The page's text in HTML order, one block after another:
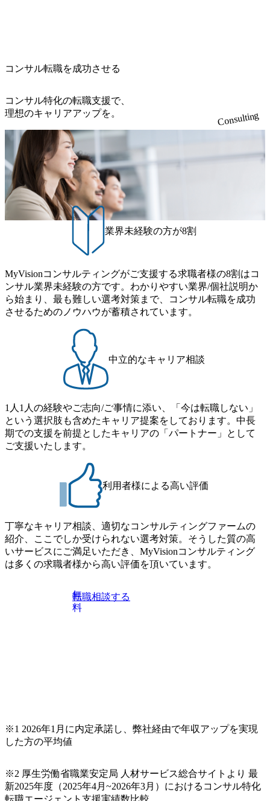
かの実務経験を有する方 - MBB及び戦略ファームでのコ
ンサルティング経験2年以上 - BIG4のStrategy部門におけ
ミュニケーション能力をお持ちの方 ・最新のトレンド・テ
ーマや事例にキャッチアップし、バイタリティーを持って
向を把握し、クライアントや自社への提案などに積極的に
関わることができる方 ・スケジューリング(優先順位付け含
む)など、ビジネスベーシックスキルが習得できている方
てプロジェクト全体の品質担保やマネジメント全般を担
り、クライアントとのリレーションを発展・拡大させるこ
とをミッションとする。自社へ提言の質を常に高く担保す
る責任を担う。 ● 裁量権 弊社は2019年11月に設立され、成
長期といわれるフェーズにあります。 事業・組織を拡大し
ていく時期のため、メンバーや組織がスケールしていく過
程を体感できます。 また、希望者はパートナー以外でも大
手役員の方へのセールスにも参加できる環境です。 自ら案
件を取り、プロジェクト体制を作っていくことも可能で
す。 ● 事業会社機能にも携われる 弊社にはコンサルティン
グ事業以外にもSaaSプロダクト・メディア・地方創生事業
があるため、上記事業に携わることも可能です。コンサル
タントとしての経験を活かしながら自らプロダクト開発や
自社の業務改善ができます。(希望者のみとなります) ● BIG
4・アクセンチュアをはじめとした大手外資系コンサルファ
ーム出身者が多く集まっています ● 平均年齢は35歳で、幅
広い年齢の方が活躍しています ● インダストリー・ソリュ
ーションで区切られていない組織です(ワンプール制) ● 海外
事業拠点をシンガポールに設立し、グローバル案件に対応
するコンサルティング体制を構築しています 東京都中央区
八重洲2-2-1 東京ミッドタウン八重洲 八重洲セントラルタワ
ー8階 受動喫煙対策 : 執務室内禁煙、ビル内喫煙室あり WE
B 書類選考通過後に、GAB試験に合格している方 ● テクノ
ロジーコンサルタント ・4年生大学卒業に限る ・大手総合
サルティング経験5年以上 ● 戦略コンサルタント ・4年生大
学卒業に限る ・以下のいずれかの実務経験を有する方
- MBB及び戦略ファームでのコンサルティング経験2年以
上 - BIG4のStrategy部門におけるコンサルティング経験2
プし、バイタリティーを持ってチャレンジできる方 ・自ら
コンサル業界やクライアント動向を把握し、クライアント
や自社への提案などに積極的に関わることができる方 ・ス
ケジューリング(優先順位付け含む)など、ビジネスベーシッ
クスキルが習得できている方
ス） 世界49カ国に約73万人以上（2024年5月時点）の社員を
擁し、世界120以上の国の企業を顧客に売上641億ドルを誇
を上回る規模感)、営業利益率も約15％と驚異的な数字とな
っている、売上・従業員数共にこの8年間で4倍近くの成長
を遂げていることから、今後も高い成長が見込まれる 多く
の技術者を抱えており、アビームコンサルティングに続い
て日本国内2番目にSAP認定コンサルタント制度の有資格者
数が多く、特にIT領域に強みを持つ グローバルのポジショ
ンに自由に応募できる社内の転職ツール「キャリアズ・マ
ーケットプレイス」が存在し、本ツールを活用で上司の引
き留めを受けずに移動が可能である（異動者は年間約1,000
名） 残業時間や有休取得率など約10項目を数値化すること
で、実行前後で離職率を半減させることに成功した 18時以
降の会議を原則禁止としているほか、在宅勤務制度の全社
展開、ハラスメント抑止に向けた研修の拡充、社外窓口設
置など徹底的な仕組み化を推進する 育休取得率は男性6
5%、女性100%と全国平均を上回る実績を持ち、女性の管理
職率も21.8%（2023年12月時点）とフレキシブルな働き方を
提供 2026年8月22日(土) 9:00～19:30頃 ※選考会参加人数に
より変動 2026年8月7日(金) 16:00 参加予定DTE ① MRS-IMS
(旧ITXO-IMS) ② TS&T(旧TS&A) ③ CyberSecurity ④ IES ⑤ I
TS-Fukuoka ⑥ AMS-PRD ⑦ AMS-H&PS オンライン (Teams)
UI) レバレジーズで活躍するメンバー紹介！〜 営業職種編
来黒字を維持し、急成長中でありながら安定した事業を展
開し、高い安定性を持つ企業へと成長している 10年後に1兆
円を目指す日本にもなかなかないメガベンチャー。創業か
ら黒字経営。年間130%成長 https://storage.googleapis.com/our-
vision-production.appspot.com/public/images/20251030164405_5c
527843-d227-4df8-b86c-5587f843fdf6_1200x471.webp https://stor
age.googleapis.com/our-vision-production.appspot.com/public/imag
es/20251030164946_dc0888f6-0539-4887-84d7-34c8d8544226_1
200x666.webp 年間100億円規模の投資の元、10以上もの新規
事業を立ち上げているため様々な業界を経験することが可
能 社内転職が活発であり、多様なスキルを1社で身に着ける
ことが可能 事業開発・運用を内包かする「オールインハウ
ス」型の組織体。社内スカウトや社内公募制度を用いて主
体的かつ柔軟なキャリア形成が可能。 https://storage.googleap
165942_70f09968-1b27-43e6-b849-1cd107c4f488_1200x698.web
p ## 働き方／WLB／待遇 内装8億円超のかっこいいオフィ
スがあり、 働き甲斐のあるランキング、新卒注目ランキン
グ受賞歴多数 あえての未上場であり株主からの圧力がない
的な成長を若手に任せられる環境 対面でのコミュニケーシ
ョンメリットを重視するため出社勤務。1日の労働時間平均
9.2時間、有休消化率81%(2024年度の年間データ、エンジニ
ア組織） 2026年8月22日(土) 10:00～最長16:00 2026年8月10
日(月) 16:00 ※応募者が定員を上回る場合は、厳正なる審査
の上参加者を決定させていただきます。ご了承ください。
● 当日の流れ 受付 → 会社説明会 → 面接(会社説明会終了
後、随時ご案内) ※全てリモートにて実施します。 ※参加
される方に個別に当日の面接案内をお送りいたします。 ※
通常の選考フローと異なり、事前に適性検査をご受検いた
だきます。 ● 詳細 デジタルイノベーション事業部でのポジ
ションサーチになります。 ご経験やスキル、そして適性や
志向性に合わせて、以下のいずれかの役割でご活躍いただ
きます。 ※本求人はレバテック株式会社の雇用となりま
す。 ＜ITコンサルタント＞ Webアプリケーション、SaaS系
の領域において、大手・ベンチャー・スタートアップ企業
に対する課題解決支援を行います。 直近の案件では、大規
模基幹システムにおける最上流のPoC(概念実証)支援から構
います。 生成AIなどの最新技術とシステムを活用し、顧客
の業務革新と効率化の実現に貢献します。 ＜PL/PM＞ 顧客
ご担当いただき、当社の社員が業務面をサポートしつつ、
徐々に対応範囲を広げていただきます。 ＜QAエンジニア＞
ルティング領域)から参画いただきます。 課題選定から顧客
への企画提案、そして実行までを一気通貫で支援していた
だきます。 アジャイル開発を通じて顧客の要望や提案を柔
コンサル転職を成功させる
コンサル特化の転職支援で、
理想のキャリアアップを。
Consulting
業界未経験の方が8割
MyVisionコンサルティングがご支援する求職者様の8割はコ
ンサル業界未経験の方です。わかりやすい業界/個社説明か
ら始まり、最も難しい選考対策まで、コンサル転職を成功
させるためのノウハウが蓄積されています。
中立的なキャリア相談
1人1人の経験やご志向/ご事情に添い、「今は転職しない」
という選択肢も含めたキャリア提案をしております。中長
期での支援を前提としたキャリアの「パートナー」として
ご支援いたします。
利用者様による高い評価
丁寧なキャリア相談、適切なコンサルティングファームの
紹介、ここでしか受けられない選考対策。そうした質の高
いサービスにご満足いただき、MyVisionコンサルティング
は多くの求職者様から高い評価を頂いています。
無
料
転職相談する
※1 2026年1月に内定承諾し、弊社経由で年収アップを実現
した方の平均値
※2 厚生労働省職業安定局 人材サービス総合サイトより 最
新2025年度（2025年4月~2026年3月）におけるコンサル特化
転職エージェント支援実績数比較